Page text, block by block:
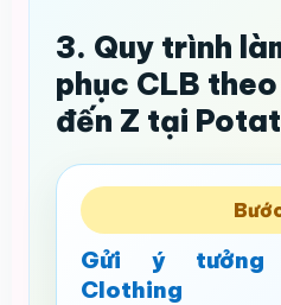
3. Quy trình
phục CLB
đến Z tại
Gửi ý tưởng
Clothing